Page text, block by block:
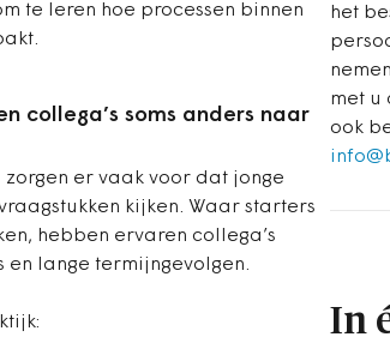
te leren hoe processen binnen
collega’s soms anders naar
er vaak voor dat jonge
kijken. Waar starters
hebben ervaren collega’s
en lange termijngevolgen.
het
met u
ook
In